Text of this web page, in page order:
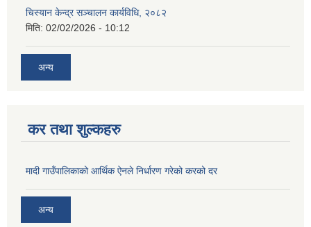
चिस्यान केन्द्र सञ्‍चालन कार्यविधि, २०८२
मिति: 02/02/2026 - 10:12
अन्य
कर तथा शुल्कहरु
मादी गाउँपालिकाको आर्थिक ऐनले निर्धारण गरेको करको दर
अन्य